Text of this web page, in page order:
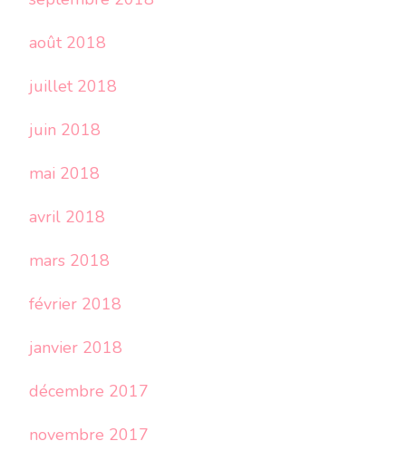
août 2018
juillet 2018
juin 2018
mai 2018
avril 2018
mars 2018
février 2018
janvier 2018
décembre 2017
novembre 2017